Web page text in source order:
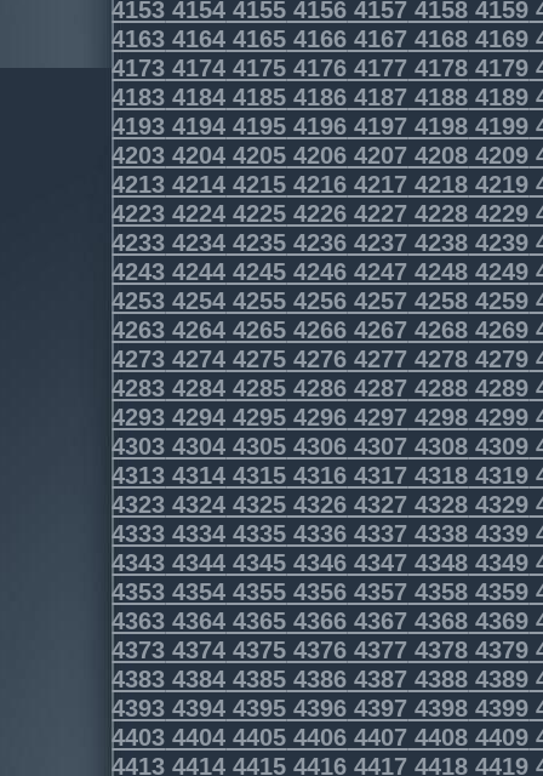
4153 4154 4155 4156 4157 4158 4159
4163 4164 4165 4166 4167 4168 4169
4173 4174 4175 4176 4177 4178 4179
4183 4184 4185 4186 4187 4188 4189
4193 4194 4195 4196 4197 4198 4199
4203 4204 4205 4206 4207 4208 4209
4213 4214 4215 4216 4217 4218 4219
4223 4224 4225 4226 4227 4228 4229
4233 4234 4235 4236 4237 4238 4239
4243 4244 4245 4246 4247 4248 4249
4253 4254 4255 4256 4257 4258 4259
4263 4264 4265 4266 4267 4268 4269
4273 4274 4275 4276 4277 4278 4279
4283 4284 4285 4286 4287 4288 4289
4293 4294 4295 4296 4297 4298 4299
4303 4304 4305 4306 4307 4308 4309
4313 4314 4315 4316 4317 4318 4319
4323 4324 4325 4326 4327 4328 4329
4333 4334 4335 4336 4337 4338 4339
4343 4344 4345 4346 4347 4348 4349
4353 4354 4355 4356 4357 4358 4359
4363 4364 4365 4366 4367 4368 4369
4373 4374 4375 4376 4377 4378 4379
4383 4384 4385 4386 4387 4388 4389
4393 4394 4395 4396 4397 4398 4399
4403 4404 4405 4406 4407 4408 4409
4413 4414 4415 4416 4417 4418 4419